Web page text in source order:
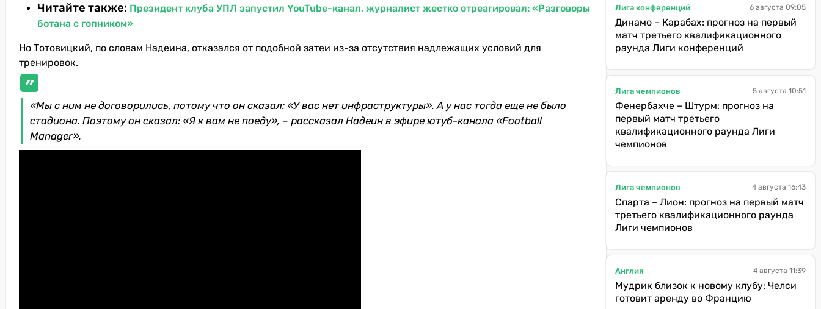
Читайте также: Президент клуба УПЛ запустил YouTube-канал, журналист жестко отреагировал: «Разговоры
ботана с гопником»
Но Тотовицкий, по словам Надеина, отказался от подобной затеи из-за отсутствия надлежащих условий для
тренировок.
«Мы с ним не договорились, потому что он сказал: «У вас нет инфраструктуры». А у нас тогда еще не было
стадиона. Поэтому он сказал: «Я к вам не поеду», – рассказал Надеин в эфире ютуб-канала «Football
Manager».
Лига конференций 6 августа 09:05
Динамо – Карабах: прогноз на первый
матч третьего квалификационного
раунда Лиги конференций
Лига чемпионов 5 августа 10:51
Фенербахче – Штурм: прогноз на
первый матч третьего
квалификационного раунда Лиги
чемпионов
Лига чемпионов 4 августа 16:43
Спарта – Лион: прогноз на первый матч
третьего квалификационного раунда
Лиги чемпионов
Англия 4 августа 11:39
Мудрик близок к новому клубу: Челси
готовит аренду во Францию